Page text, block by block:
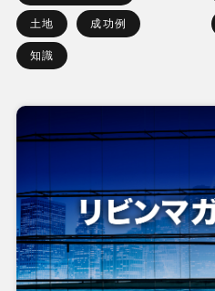
土地 成功例
知識